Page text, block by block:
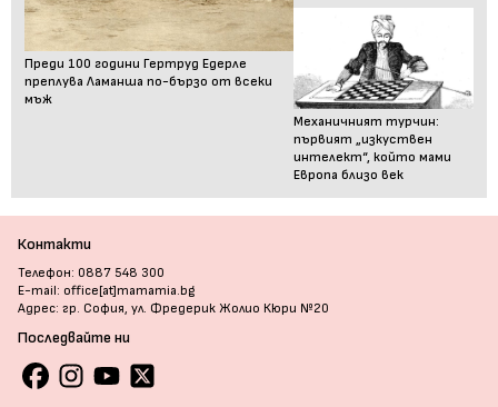
Преди 100 години Гертруд Едерле
преплува Ламанша по-бързо от всеки
мъж
Механичният турчин:
първият „изкуствен
интелект“, който мами
Европа близо век
Контакти
Телефон: 0887 548 300
E-mail: office[at]mamamia.bg
Адрес: гр. София, ул. Фредерик Жолио Кюри №20
Последвайте ни